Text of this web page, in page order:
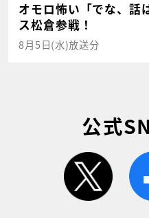
オモロ怖い「でな、話
ス松倉参戦！
8月5日(水)放送分
公式
twitter